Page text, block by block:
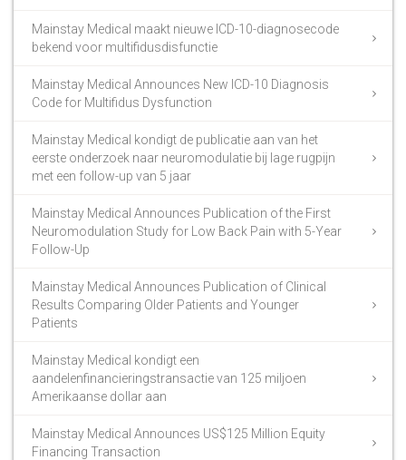
Mainstay Medical maakt nieuwe ICD-10-diagnosecode
bekend voor multifidusdisfunctie
Mainstay Medical Announces New ICD-10 Diagnosis
Code for Multifidus Dysfunction
Mainstay Medical kondigt de publicatie aan van het
eerste onderzoek naar neuromodulatie bij lage rugpijn
met een follow-up van 5 jaar
Mainstay Medical Announces Publication of the First
Neuromodulation Study for Low Back Pain with 5-Year
Follow-Up
Mainstay Medical Announces Publication of Clinical
Results Comparing Older Patients and Younger
Patients
Mainstay Medical kondigt een
aandelenfinancieringstransactie van 125 miljoen
Amerikaanse dollar aan
Mainstay Medical Announces US$125 Million Equity
Financing Transaction